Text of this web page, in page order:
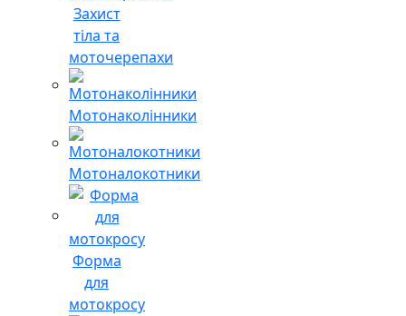
Захист
тіла та
моточерепахи
Мотонаколінники
Мотоналокотники
Форма
для
мотокросу